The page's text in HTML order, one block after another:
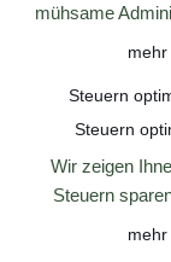
mühsame
mehr
Steuern
Steuern
Wir zeigen
Steuern
mehr